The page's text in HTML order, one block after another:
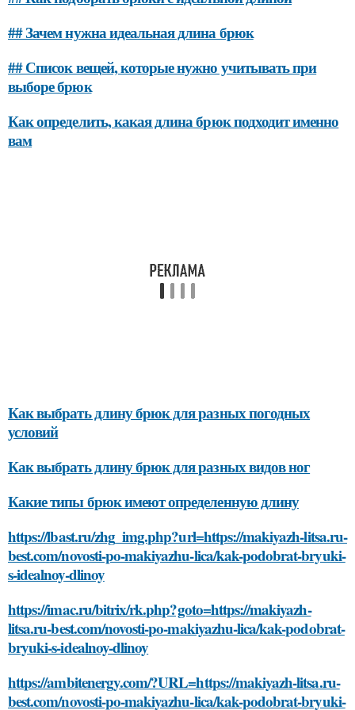
## Зачем нужна идеальная длина брюк
## Список вещей, которые нужно учитывать при
выборе брюк
Как определить, какая длина брюк подходит именно
вам
Как выбрать длину брюк для разных погодных
условий
Как выбрать длину брюк для разных видов ног
Какие типы брюк имеют определенную длину
https://lbast.ru/zhg_img.php?url=https://makiyazh-litsa.ru-
best.com/novosti-po-makiyazhu-lica/kak-podobrat-bryuki-
s-idealnoy-dlinoy
https://imac.ru/bitrix/rk.php?goto=https://makiyazh-
litsa.ru-best.com/novosti-po-makiyazhu-lica/kak-podobrat-
bryuki-s-idealnoy-dlinoy
https://ambitenergy.com/?URL=https://makiyazh-litsa.ru-
best.com/novosti-po-makiyazhu-lica/kak-podobrat-bryuki-